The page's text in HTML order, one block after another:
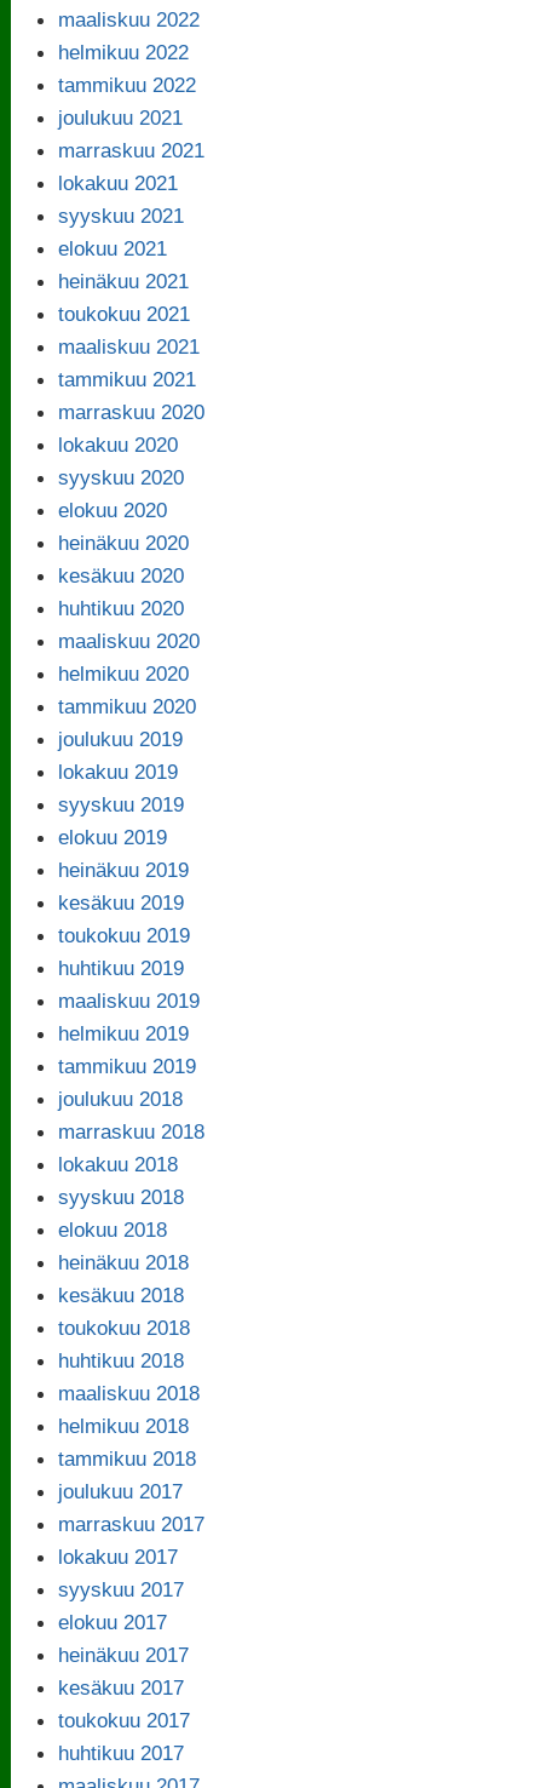
maaliskuu 2022
helmikuu 2022
tammikuu 2022
joulukuu 2021
marraskuu 2021
lokakuu 2021
syyskuu 2021
elokuu 2021
heinäkuu 2021
toukokuu 2021
maaliskuu 2021
tammikuu 2021
marraskuu 2020
lokakuu 2020
syyskuu 2020
elokuu 2020
heinäkuu 2020
kesäkuu 2020
huhtikuu 2020
maaliskuu 2020
helmikuu 2020
tammikuu 2020
joulukuu 2019
lokakuu 2019
syyskuu 2019
elokuu 2019
heinäkuu 2019
kesäkuu 2019
toukokuu 2019
huhtikuu 2019
maaliskuu 2019
helmikuu 2019
tammikuu 2019
joulukuu 2018
marraskuu 2018
lokakuu 2018
syyskuu 2018
elokuu 2018
heinäkuu 2018
kesäkuu 2018
toukokuu 2018
huhtikuu 2018
maaliskuu 2018
helmikuu 2018
tammikuu 2018
joulukuu 2017
marraskuu 2017
lokakuu 2017
syyskuu 2017
elokuu 2017
heinäkuu 2017
kesäkuu 2017
toukokuu 2017
huhtikuu 2017